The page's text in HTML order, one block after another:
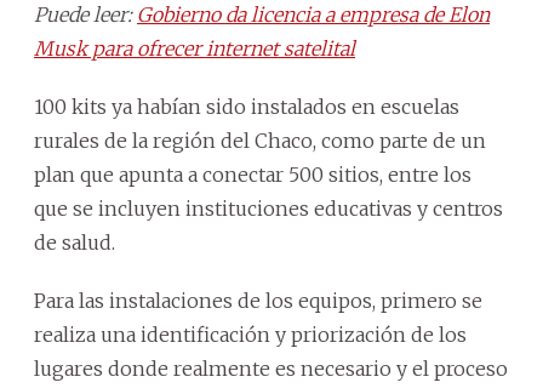
Puede leer: Gobierno da licencia a empresa de Elon
Musk para ofrecer internet satelital
100 kits ya habían sido instalados en escuelas
rurales de la región del Chaco, como parte de un
plan que apunta a conectar 500 sitios, entre los
que se incluyen instituciones educativas y centros
de salud.
Para las instalaciones de los equipos, primero se
realiza una identificación y priorización de los
lugares donde realmente es necesario y el proceso